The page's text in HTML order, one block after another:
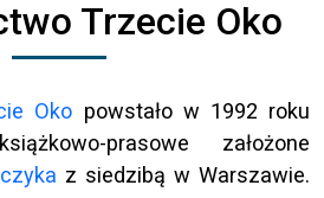
Trzecie Oko
Oko powstało w 1992 roku
prasowe założone
z siedzibą w Warszawie.